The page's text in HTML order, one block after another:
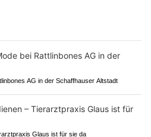
AG in der Schaffhauser Altstadt
Glaus ist für sie da